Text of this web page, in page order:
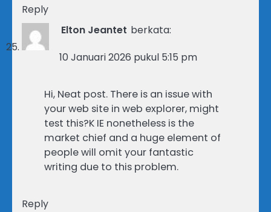
Reply
Elton Jeantet berkata:
10 Januari 2026 pukul 5:15 pm
Hi, Neat post. There is an issue with
your web site in web explorer, might
test this?K IE nonetheless is the
market chief and a huge element of
people will omit your fantastic
writing due to this problem.
Reply